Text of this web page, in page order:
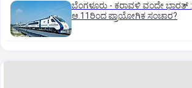
ಬೆಂಗಳೂರು - ಕರಾವಳಿ ವಂದೇ ಭಾರತ್‌ :
ಆ.11ರಿಂದ ಪ್ರಾಯೋಗಿಕ ಸಂಚಾರ?